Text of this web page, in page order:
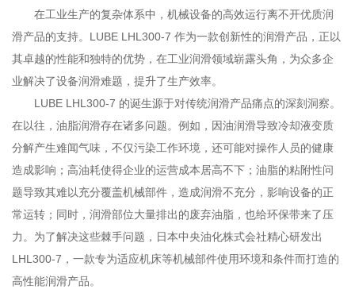
0755-86192801
18207556558
q1508@126.COM
深圳市南山区前海路振业国际商务中心21楼2102
在工业生产的复杂体系中，机械设备的高效运行离不开优质润
滑产品的支持。LUBE LHL300-7 作为一款创新性的润滑产品，正以
其卓越的性能和独特的优势，在工业润滑领域崭露头角，为众多企
业解决了设备润滑难题，提升了生产效率。
LUBE LHL300-7 的诞生源于对传统润滑产品痛点的深刻洞察。
在以往，油脂润滑存在诸多问题。例如，因油润滑导致冷却液变质
分解产生难闻气味，不仅污染工作环境，还可能对操作人员的健康
造成影响；高油耗使得企业的运营成本居高不下；油脂的粘附性问
题导致其难以充分覆盖机械部件，造成润滑不充分，影响设备的正
常运转；同时，润滑部位大量排出的废弃油脂，也给环保带来了压
力。为了解决这些棘手问题，日本中央油化株式会社精心研发出
LHL300-7，一款专为适应机床等机械部件使用环境和条件而打造的
高性能润滑产品。